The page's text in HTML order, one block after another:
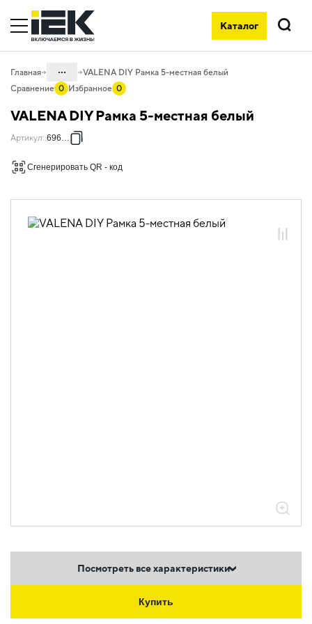
Каталог
Поиск
Главная ...
удлинители и силовые разъемы
06.01 Электроустановочные изделия
изделия скрытого монтажа VALENA
06.01.14.08 Рамки пластиковые
VALENA DIY Рамка 5-местная белый
Сравнение 0 Избранное 0
VALENA DIY Рамка 5-местная белый
Артикул: 696744
Сгенерировать QR - код
Посмотреть все характеристики
Купить